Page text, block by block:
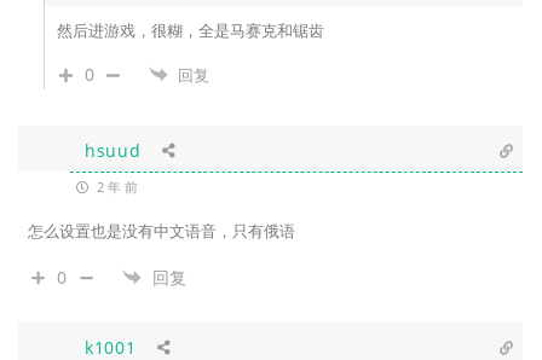
然后进游戏，很糊，全是马赛克和锯齿
0 回复
hsuud
2 年 前
怎么设置也是没有中文语音，只有俄语
0 回复
k1001